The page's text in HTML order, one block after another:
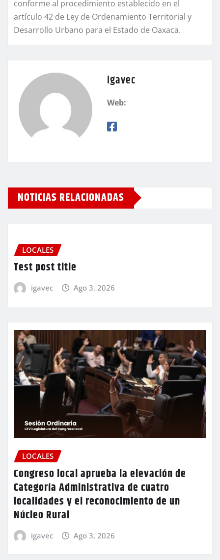
conforme al procedimiento establecido en el
artículo 42 de Ley de Ordenamiento Territorial y
Desarrollo Urbano para el Estado de Oaxaca.
igavec
Web:
NOTICIAS RELACIONADAS
LOCALES
Test post title
igavec Ago 3, 2026
LOCALES
Congreso local aprueba la elevación de
Categoría Administrativa de cuatro
localidades y el reconocimiento de un
Núcleo Rural
igavec Ago 3, 2026